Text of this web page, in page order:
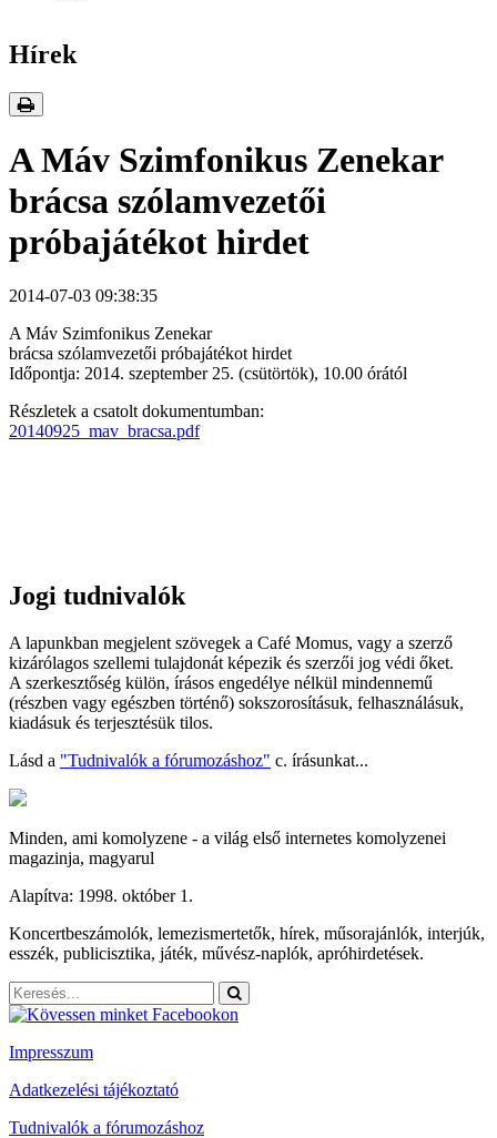
Hírek
A Máv Szimfonikus Zenekar
brácsa szólamvezetői
próbajátékot hirdet
2014-07-03 09:38:35
A Máv Szimfonikus Zenekar
brácsa szólamvezetői próbajátékot hirdet
Időpontja: 2014. szeptember 25. (csütörtök), 10.00 órától
Részletek a csatolt dokumentumban:
20140925_mav_bracsa.pdf
Jogi tudnivalók
A lapunkban megjelent szövegek a Café Momus, vagy a szerző
kizárólagos szellemi tulajdonát képezik és szerzői jog védi őket.
A szerkesztőség külön, írásos engedélye nélkül mindennemű
(részben vagy egészben történő) sokszorosításuk, felhasználásuk,
kiadásuk és terjesztésük tilos.
Lásd a "Tudnivalók a fórumozáshoz" c. írásunkat...
Minden, ami komolyzene - a világ első internetes komolyzenei
magazinja, magyarul
Alapítva: 1998. október 1.
Koncertbeszámolók, lemezismertetők, hírek, műsorajánlók, interjúk,
esszék, publicisztika, játék, művész-naplók, apróhirdetések.
Impresszum
Adatkezelési tájékoztató
Tudnivalók a fórumozáshoz